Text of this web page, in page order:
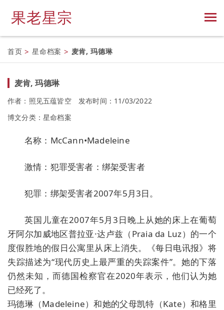
果老星宗
首页 > 星命档案 > 麦肯, 玛德琳
麦肯, 玛德琳
作者：照见五蕴皆空
发布时间：11/03/2022
博文分类： 星命档案
名称：McCann•Madeleine
激情：犯罪受害者：绑架受害者
犯罪：绑架受害者2007年5月3日。
英国儿童在2007年5月3日晚上从她的床上在葡萄
牙阿尔加威地区普拉亚·达卢兹（Praia da Luz）的一个
度假胜地的假日公寓里从床上消失。《每日电讯报》将
失踪描述为“现代历史上最严重的失踪案件”。她的下落
仍然未知，而德国检察官在2020年表示，他们认为她
已经死了。
玛德琳（Madeleine）和她的父母凯特（Kate）和格里